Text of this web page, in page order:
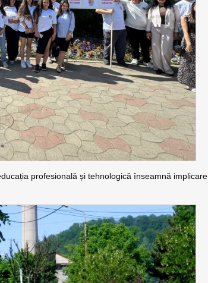
profesională și tehnologică înseamnă implicare,